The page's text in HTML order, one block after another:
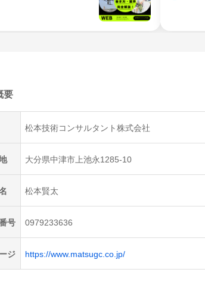
要
松本技術コンサルタント株式会社
大分県中津市上池永1285-10
松本賢太
号 0979233636
ジ https://www.matsugc.co.jp/